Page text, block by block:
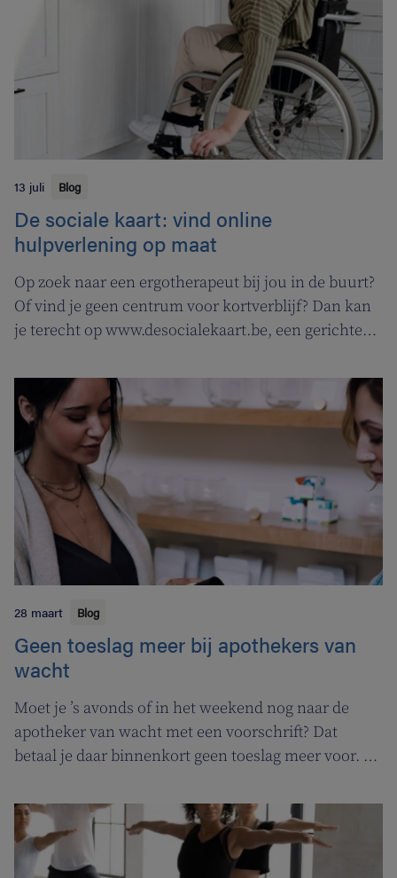
13 juli Blog
De sociale kaart: vind online
hulpverlening op maat
Op zoek naar een ergotherapeut bij jou in de buurt?
Of vind je geen centrum voor kortverblijf? Dan kan
je terecht op www.desocialekaart.be, een gerichte
gezondheidszorg en welzijn. Heel handig voor zowel
patiënten als zorgverleners.
28 maart Blog
Geen toeslag meer bij apothekers van
wacht
Moet je ’s avonds of in het weekend nog naar de
apotheker van wacht met een voorschrift? Dat
betaal je daar binnenkort geen toeslag meer voor. In
apothekers van wacht.